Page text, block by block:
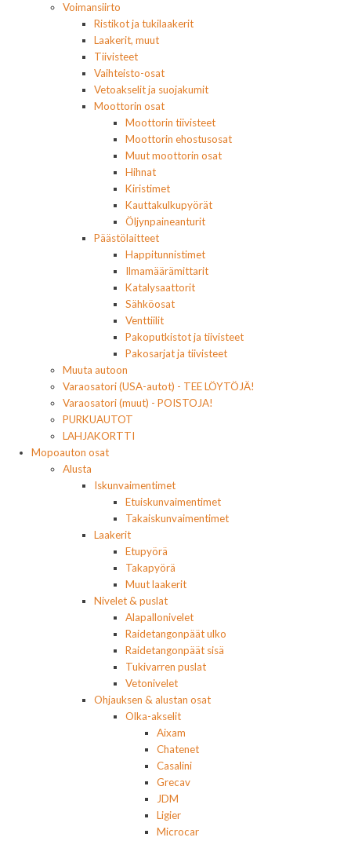
Voimansiirto
Ristikot ja tukilaakerit
Laakerit, muut
Tiivisteet
Vaihteisto-osat
Vetoakselit ja suojakumit
Moottorin osat
Moottorin tiivisteet
Moottorin ehostusosat
Muut moottorin osat
Hihnat
Kiristimet
Kauttakulkupyörät
Öljynpaineanturit
Päästölaitteet
Happitunnistimet
Ilmamäärämittarit
Katalysaattorit
Sähköosat
Venttiilit
Pakoputkistot ja tiivisteet
Pakosarjat ja tiivisteet
Muuta autoon
Varaosatori (USA-autot) - TEE LÖYTÖJÄ!
Varaosatori (muut) - POISTOJA!
PURKUAUTOT
LAHJAKORTTI
Mopoauton osat
Alusta
Iskunvaimentimet
Etuiskunvaimentimet
Takaiskunvaimentimet
Laakerit
Etupyörä
Takapyörä
Muut laakerit
Nivelet & puslat
Alapallonivelet
Raidetangonpäät ulko
Raidetangonpäät sisä
Tukivarren puslat
Vetonivelet
Ohjauksen & alustan osat
Olka-akselit
Aixam
Chatenet
Casalini
Grecav
JDM
Ligier
Microcar